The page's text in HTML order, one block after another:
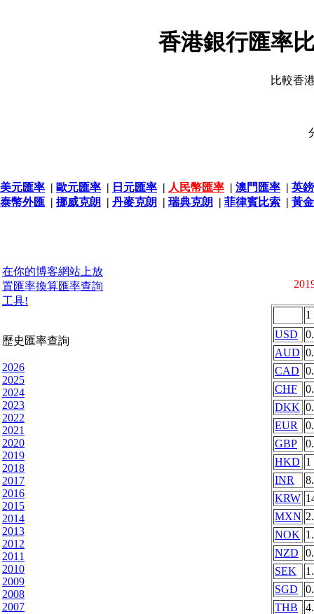
香港銀行匯率
比較香
美元匯率 | 歐元匯率 | 日元匯率 | 人民幣匯率 | 澳門匯率 | 英
泰幣外匯 | 挪威克朗 | 丹麥克朗 | 瑞典克朗 | 菲律賓比索 | 黃
在你的博客網站上放
置匯率換算匯率查詢
工具!
歷史匯率查詢
2026
2025
2024
2023
2022
2021
2020
2019
2018
2017
2016
2015
2014
2013
2012
2011
2010
2009
2008
2007
1
USD
AUD
CAD
CHF
DKK
EUR
GBP
HKD 1
INR
KRW
MXN
NOK
NZD
SEK
SGD
THB